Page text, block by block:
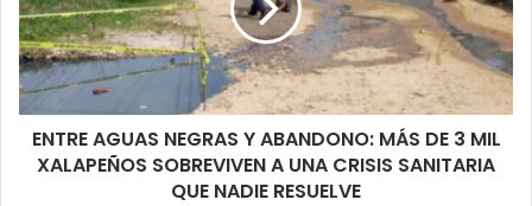
ABANDONO:
MÁS
DE
3
MIL
XALAPEÑOS
SOBREVIVEN
ENTRE AGUAS NEGRAS Y ABANDONO: MÁS DE 3 MIL
XALAPEÑOS SOBREVIVEN A UNA CRISIS SANITARIA
QUE NADIE RESUELVE